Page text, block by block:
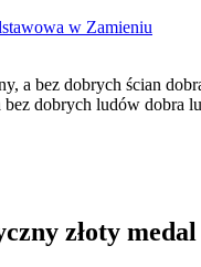
a bez dobrych ścian
dobrych ludów dobra
złoty